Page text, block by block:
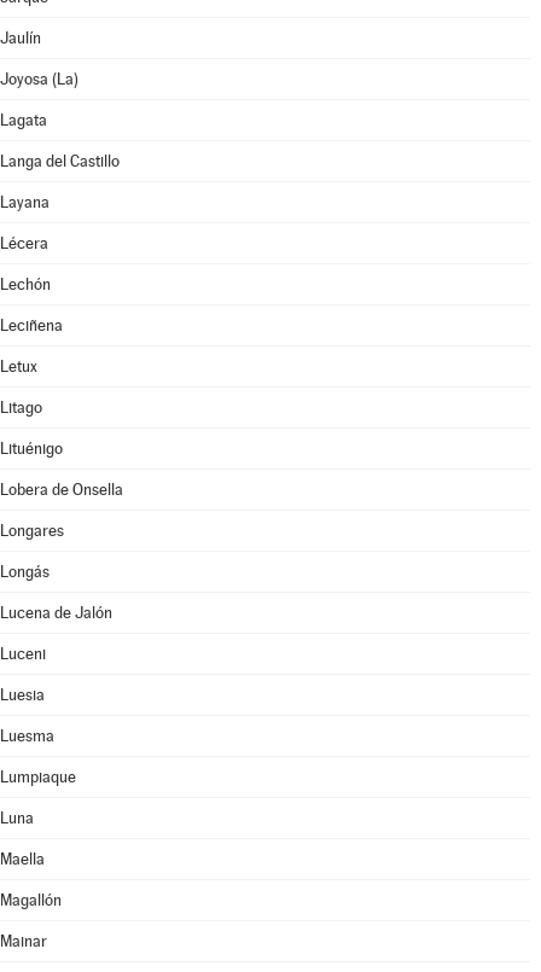
Jaulín
Joyosa (La)
Lagata
Langa del Castillo
Layana
Lécera
Lechón
Leciñena
Letux
Litago
Lituénigo
Lobera de Onsella
Longares
Longás
Lucena de Jalón
Luceni
Luesia
Luesma
Lumpiaque
Luna
Maella
Magallón
Mainar